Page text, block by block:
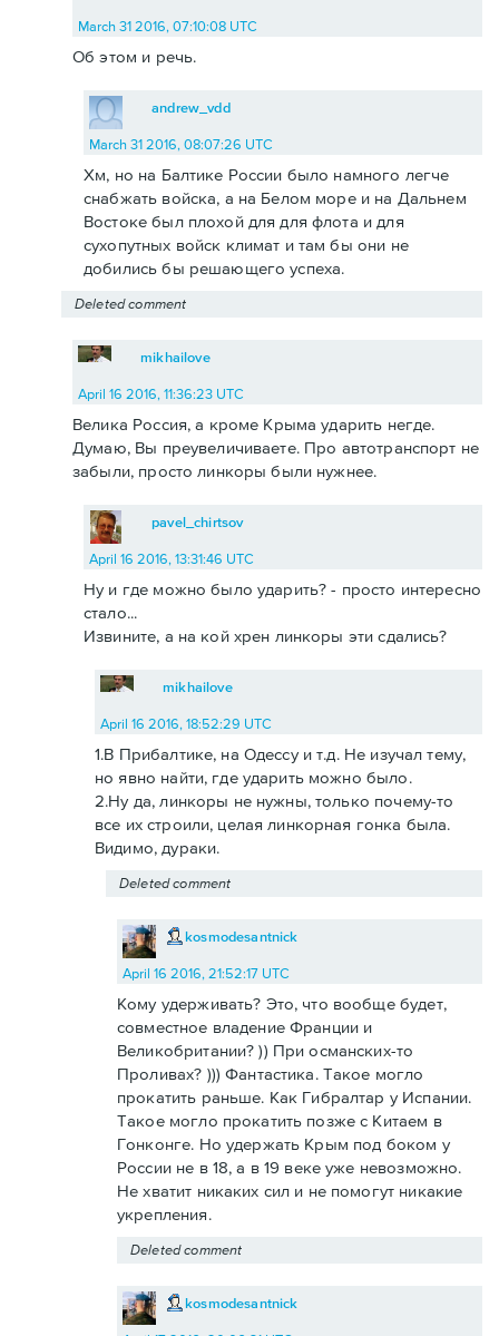
March 31 2016, 07:10:08 UTC
Об этом и речь.
andrew_vdd
March 31 2016, 08:07:26 UTC
Хм, но на Балтике России было намного легче
снабжать войска, а на Белом море и на Дальнем
Востоке был плохой для для флота и для
сухопутных войск климат и там бы они не
добились бы решающего успеха.
Deleted comment
mikhailove
April 16 2016, 11:36:23 UTC
Велика Россия, а кроме Крыма ударить негде.
Думаю, Вы преувеличиваете. Про автотранспорт не
забыли, просто линкоры были нужнее.
pavel_chirtsov
April 16 2016, 13:31:46 UTC
Ну и где можно было ударить? - просто интересно
стало...
Извините, а на кой хрен линкоры эти сдались?
mikhailove
April 16 2016, 18:52:29 UTC
1.В Прибалтике, на Одессу и т.д. Не изучал тему,
но явно найти, где ударить можно было.
2.Ну да, линкоры не нужны, только почему-то
все их строили, целая линкорная гонка была.
Видимо, дураки.
Deleted comment
kosmodesantnick
April 16 2016, 21:52:17 UTC
Кому удерживать? Это, что вообще будет,
совместное владение Франции и
Великобритании? )) При османских-то
Проливах? ))) Фантастика. Такое могло
прокатить раньше. Как Гибралтар у Испании.
Такое могло прокатить позже с Китаем в
Гонконге. Но удержать Крым под боком у
России не в 18, а в 19 веке уже невозможно.
Не хватит никаких сил и не помогут никакие
укрепления.
Deleted comment
kosmodesantnick